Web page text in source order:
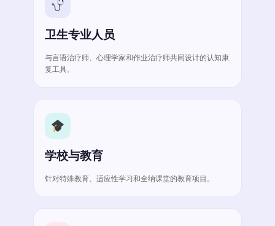
卫生专业人员
与言语治疗师、心理学家和作业治疗师共同设计的认知康
复工具。
学校与教育
针对特殊教育、适应性学习和全纳课堂的教育项目。